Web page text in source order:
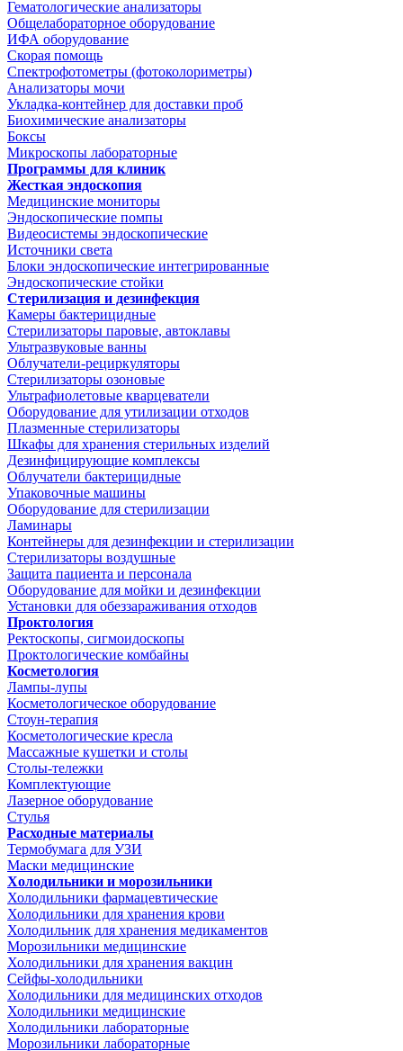
Гематологические анализаторы
Общелабораторное оборудование
ИФА оборудование
Скорая помощь
Спектрофотометры (фотоколориметры)
Анализаторы мочи
Укладка-контейнер для доставки проб
Биохимические анализаторы
Боксы
Микроскопы лабораторные
Программы для клиник
Жесткая эндоскопия
Медицинские мониторы
Эндоскопические помпы
Видеосистемы эндоскопические
Источники света
Блоки эндоскопические интегрированные
Эндоскопические стойки
Стерилизация и дезинфекция
Камеры бактерицидные
Стерилизаторы паровые, автоклавы
Ультразвуковые ванны
Облучатели-рециркуляторы
Стерилизаторы озоновые
Ультрафиолетовые кварцеватели
Оборудование для утилизации отходов
Плазменные стерилизаторы
Шкафы для хранения стерильных изделий
Дезинфицирующие комплексы
Облучатели бактерицидные
Упаковочные машины
Оборудование для стерилизации
Ламинары
Контейнеры для дезинфекции и стерилизации
Стерилизаторы воздушные
Защита пациента и персонала
Оборудование для мойки и дезинфекции
Установки для обеззараживания отходов
Проктология
Ректоскопы, сигмоидоскопы
Проктологические комбайны
Косметология
Лампы-лупы
Косметологическое оборудование
Стоун-терапия
Косметологические кресла
Массажные кушетки и столы
Столы-тележки
Комплектующие
Лазерное оборудование
Стулья
Расходные материалы
Термобумага для УЗИ
Маски медицинские
Холодильники и морозильники
Холодильники фармацевтические
Холодильники для хранения крови
Холодильник для хранения медикаментов
Морозильники медицинские
Холодильники для хранения вакцин
Сейфы-холодильники
Холодильники для медицинских отходов
Холодильники медицинские
Холодильники лабораторные
Морозильники лабораторные